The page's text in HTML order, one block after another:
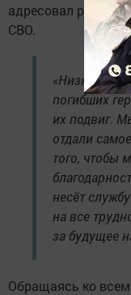
адресовал родным
СВО.
«Низко
погибших
их подвиг.
отдали
того, чтобы
несёт
на все
за будущее
Обращаясь ко